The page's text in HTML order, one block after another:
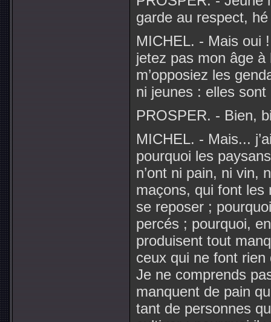
garde au respect,
MICHEL. - Mais oui
jetez pas mon âge
m’opposiez les
ni jeunes : elles
PROSPER. - Bien,
MICHEL. - Mais...
pourquoi les
n’ont ni pain, ni vin,
maçons, qui font les
se reposer ;
percés ; pourquoi,
produisent tout
ceux qui ne font rien
Je ne comprends
manquent de pain
tant de personnes